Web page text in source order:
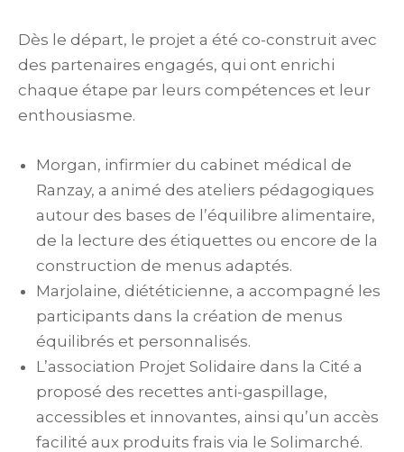
Dès le départ, le projet a été co-construit avec
des partenaires engagés, qui ont enrichi
chaque étape par leurs compétences et leur
enthousiasme.
Morgan, infirmier du cabinet médical de
Ranzay, a animé des ateliers pédagogiques
autour des bases de l’équilibre alimentaire,
de la lecture des étiquettes ou encore de la
construction de menus adaptés.
Marjolaine, diététicienne, a accompagné les
participants dans la création de menus
équilibrés et personnalisés.
L’association Projet Solidaire dans la Cité a
proposé des recettes anti-gaspillage,
accessibles et innovantes, ainsi qu’un accès
facilité aux produits frais via le Solimarché.